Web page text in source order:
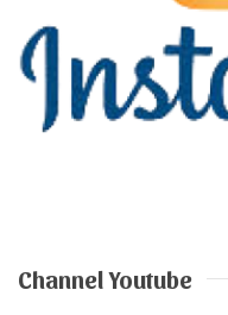
Channel Youtube